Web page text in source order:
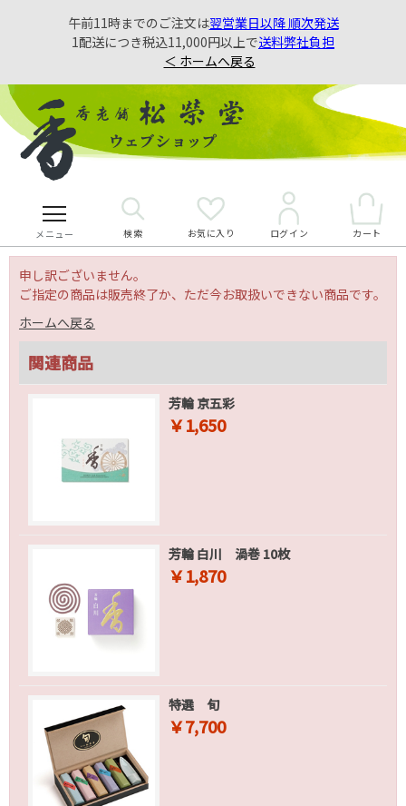
午前11時までのご注文は翌営業日以降 順次発送
1配送につき税込11,000円以上で送料弊社負担
＜ ホームへ戻る
メニュー 検索 お気に入り ログイン カート
申し訳ございません。
ご指定の商品は販売終了か、ただ今お取扱いできない商品です。
ホームへ戻る
関連商品
芳輪 京五彩
￥1,650
芳輪 白川 渦巻 10枚
￥1,870
特選 旬
￥7,700